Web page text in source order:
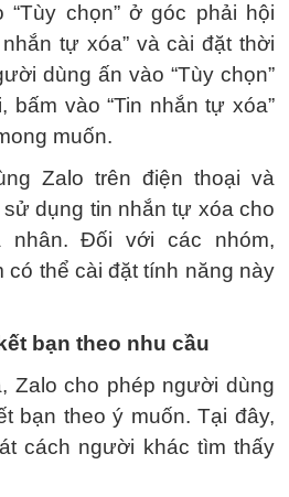
chọn” ở góc phải hội
tự xóa” và cài đặt thời
dùng ấn vào “Tùy chọn”
bấm vào “Tin nhắn tự xóa”
muốn.
Zalo trên điện thoại và
dụng tin nhắn tự xóa cho
nhân. Đối với các nhóm,
có thể cài đặt tính năng này
bạn theo nhu cầu
Zalo cho phép người dùng
bạn theo ý muốn. Tại đây,
cách người khác tìm thấy